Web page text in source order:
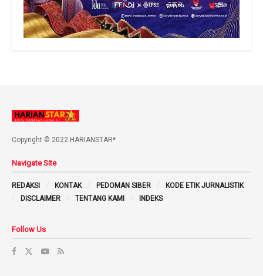
Copyright © 2022 HARIANSTAR*
Navigate Site
REDAKSI KONTAK PEDOMAN SIBER
KODE ETIK JURNALISTIK
DISCLAIMER
TENTANG KAMI INDEKS
Follow Us